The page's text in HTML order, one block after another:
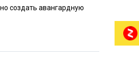
создать авангардную